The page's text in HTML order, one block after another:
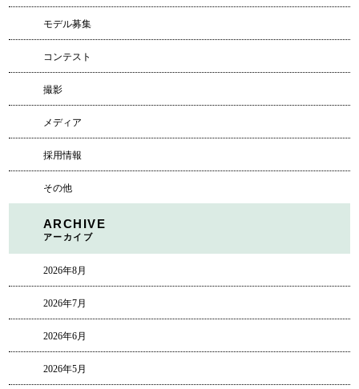
モデル募集
コンテスト
撮影
メディア
採用情報
その他
ARCHIVE
アーカイブ
2026年8月
2026年7月
2026年6月
2026年5月